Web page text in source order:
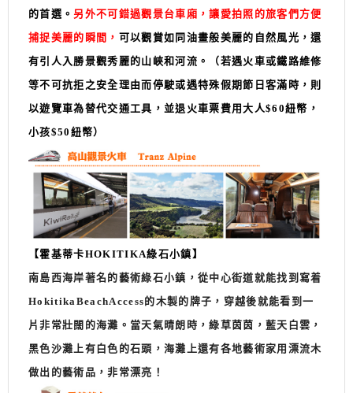
的首選。 另外不可錯過觀景台車廂，讓愛拍照的旅客們方便
捕捉美麗的瞬間， 可以觀賞如同油畫般美麗的自然風光，還
有引人入勝景觀秀麗的山峽和河流。
（若遇火車或鐵路維修
等不可抗拒之安全理由而停駛或遇特殊假期節日客滿時，則
以遊覽車為替代交通工具，並退火車票費用大人$60紐幣，
小孩$50紐幣）
【霍基蒂卡HOKITIKA綠石小鎮】
南島西海岸著名的藝術綠石小鎮，從中心街道就能找到寫着
HokitikaBeachAccess的木製的牌子，穿越後就能看到一
片非常壯闊的海灘。當天氣晴朗時，綠草茵茵，藍天白雲，
黑色沙灘上有白色的石頭，海灘上還有各地藝術家用漂流木
做出的藝術品，非常漂亮！